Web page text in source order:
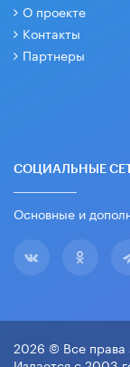
О проекте
Контакты
Партнеры
СОЦИАЛЬНЫЕ
Основные и
2026 © Все права